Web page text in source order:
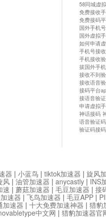
58同城虚
免费接收
免费接码
国外手机
国外虚拟
如何申请
手机号接
手机接收
拔国外手
接收不到
接收语音
接码平台
接语音验
申请虚拟
神话接码
语音验证
验证码接
器 | 小蓝鸟 | tiktok加速器 | 旋风
风 | 油管加速器 | anycastly | INS
速 | 蘑菇加速器 | 毛豆加速器 | 接
速器 | 飞鸟加速器 | 毛豆APP |
加速器 | 十大免费加速神器 | 猎豹
中文网 | 猎豹加速器官